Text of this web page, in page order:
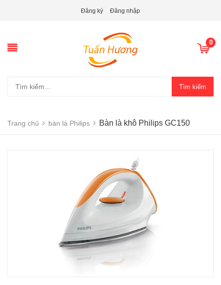
Đăng ký Đăng nhập
0
Tìm kiếm
Trang chủ bàn là Philips Bàn là khô Philips GC150